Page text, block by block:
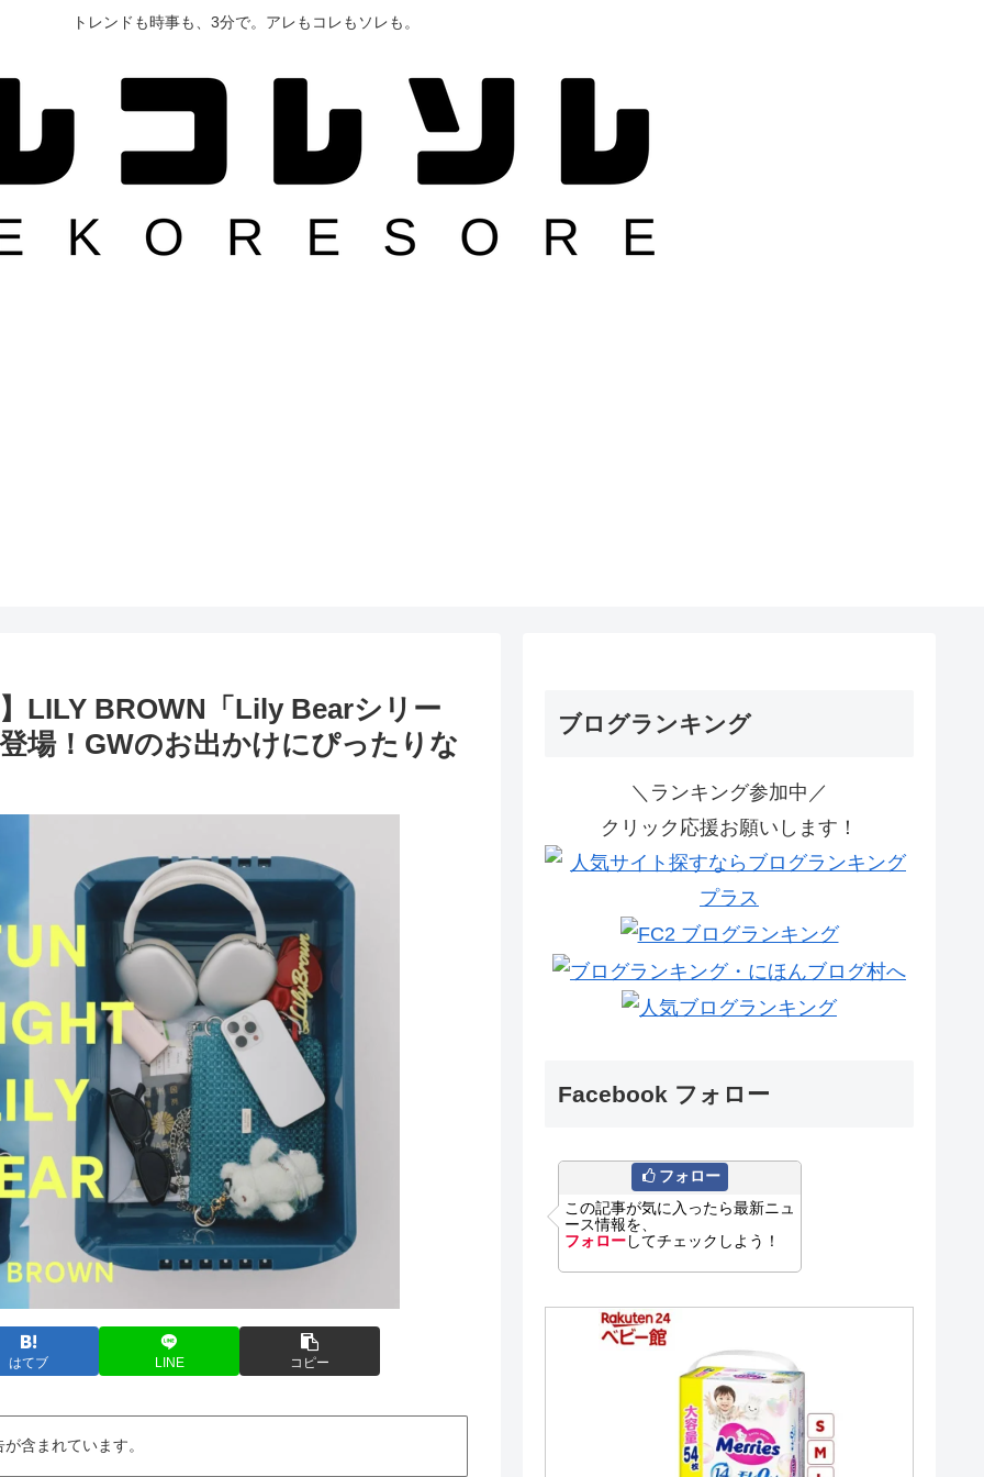
トレンドも時事も、3分で。アレもコレもソレも。
LILY BROWN「Lily Bearシリー
場！GWのお出かけにぴったりな
はてブ LINE コピー
含まれています。
ブログランキング
＼ランキング参加中／
クリック応援お願いします！
Facebook フォロー
フォロー
この記事が気に入ったら最新ニュ
ース情報を、
フォローしてチェックしよう！